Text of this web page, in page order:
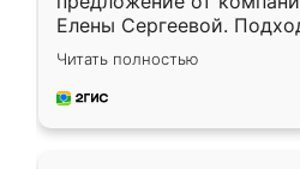
Елены Сергеевой.
короткие сроки
для замера сотрудник
предложил по моему
Читать полностью